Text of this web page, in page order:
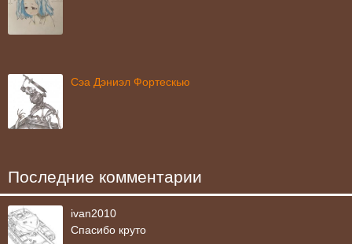
Сэа Дэниэл Фортескью
Последние комментарии
ivan2010
Спасибо круто